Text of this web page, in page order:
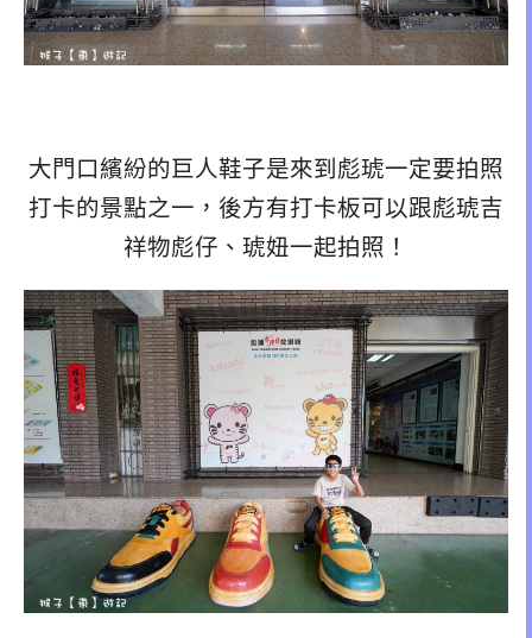
大門口繽紛的巨人鞋子是來到彪琥一定要拍照
打卡的景點之一，後方有打卡板可以跟彪琥吉
祥物彪仔、琥妞一起拍照！